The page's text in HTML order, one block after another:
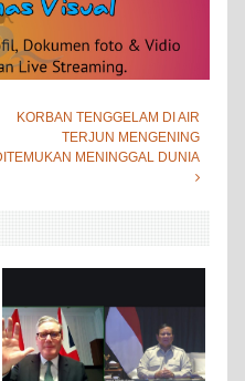
KORBAN TENGGELAM DI AIR
TERJUN MENGENING
MENINGGAL DUNIA